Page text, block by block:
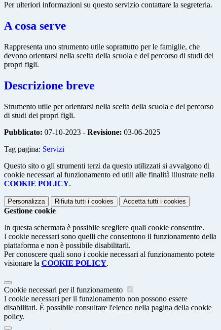
Per ulteriori informazioni su questo servizio contattare la segreteria.
A cosa serve
Rappresenta uno strumento utile soprattutto per le famiglie, che
devono orientarsi nella scelta della scuola e del percorso di studi dei
propri figli.
Descrizione breve
Strumento utile per orientarsi nella scelta della scuola e del percorso
di studi dei propri figli.
Pubblicato: 07-10-2023 - Revisione: 03-06-2025
Tag pagina: Servizi
Questo sito o gli strumenti terzi da questo utilizzati si avvalgono di
cookie necessari al funzionamento ed utili alle finalità illustrate nella
COOKIE POLICY.
Personalizza Rifiuta tutti i cookies Accetta tutti i cookies
Gestione cookie
In questa schermata è possibile scegliere quali cookie consentire.
I cookie necessari sono quelli che consentono il funzionamento della
piattaforma e non è possibile disabilitarli.
Per conoscere quali sono i cookie necessari al funzionamento potete
visionare la COOKIE POLICY.
Cookie necessari per il funzionamento
I cookie necessari per il funzionamento non possono essere
disabilitati. È possibile consultare l'elenco nella pagina della cookie
policy.